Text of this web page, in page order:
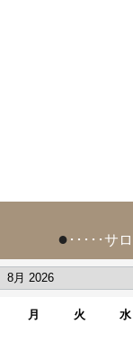
● ･････サ
月 火 水